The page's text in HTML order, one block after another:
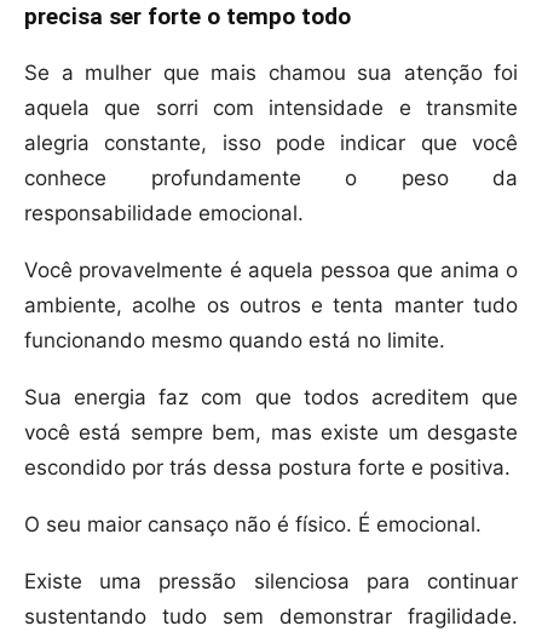
precisa ser forte o tempo todo
Se a mulher que mais chamou sua atenção foi
aquela que sorri com intensidade e transmite
alegria constante, isso pode indicar que você
conhece profundamente o peso da
responsabilidade emocional.
Você provavelmente é aquela pessoa que anima o
ambiente, acolhe os outros e tenta manter tudo
funcionando mesmo quando está no limite.
Sua energia faz com que todos acreditem que
você está sempre bem, mas existe um desgaste
escondido por trás dessa postura forte e positiva.
O seu maior cansaço não é físico. É emocional.
Existe uma pressão silenciosa para continuar
sustentando tudo sem demonstrar fragilidade.